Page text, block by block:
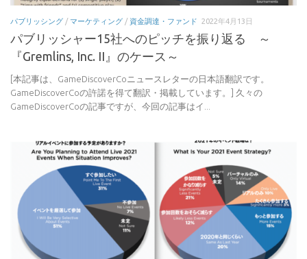
パブリッシング / マーケティング / 資金調達・ファンド 2022年4月13日
パブリッシャー15社へのピッチを振り返る ～
『Gremlins, Inc. II』のケース～
[本記事は、GameDiscoverCoニュースレターの日本語翻訳です。
GameDiscoverCoの許諾を得て翻訳・掲載しています。] 久々の
GameDiscoverCoの記事ですが、今回の記事はイ...